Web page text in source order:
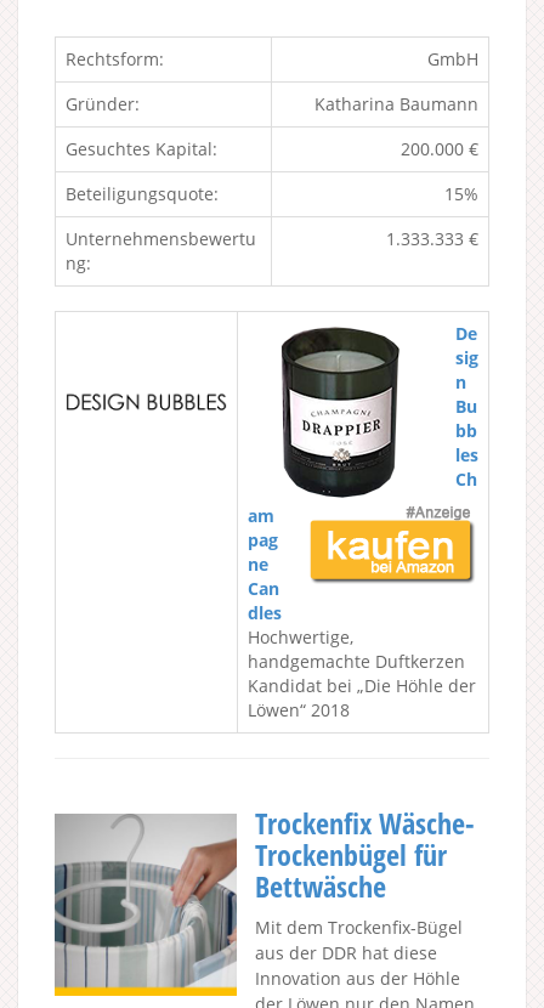
Rechtsform:
GmbH
Gründer:
Katharina Baumann
Gesuchtes Kapital:
200.000 €
Beteiligungsquote:
15%
Unternehmensbewertu
ng:
1.333.333 €
De
sig
n
Bu
bb
les
Ch
am
pag
ne
Can
dles
Hochwertige,
handgemachte Duftkerzen
Kandidat bei „Die Höhle der
Löwen“ 2018
Trockenfix Wäsche-
Trockenbügel für
Bettwäsche
Mit dem Trockenfix-Bügel
aus der DDR hat diese
Innovation aus der Höhle